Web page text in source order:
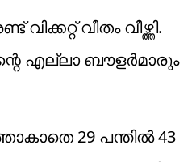
വീതം വീഴ്ത്തി.
എല്ലാ ബൗളര്‍മാരും
29 പന്തില്‍ 43